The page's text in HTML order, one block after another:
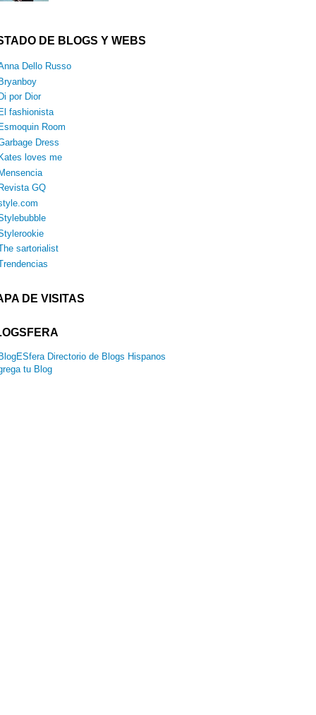
DE BLOGS Y WEBS
Dello Russo
por Dior
fashionista
Room
Dress
loves me
GQ
sartorialist
DE VISITAS